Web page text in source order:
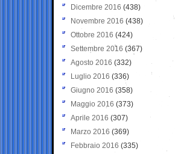
Dicembre 2016 (438)
Novembre 2016 (438)
Ottobre 2016 (424)
Settembre 2016 (367)
Agosto 2016 (332)
Luglio 2016 (336)
Giugno 2016 (358)
Maggio 2016 (373)
Aprile 2016 (307)
Marzo 2016 (369)
Febbraio 2016 (335)